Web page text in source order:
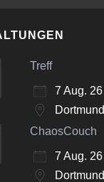
Treff
7 Aug. 26
Dortmund
ChaosCouch
7 Aug. 26
Dortmund